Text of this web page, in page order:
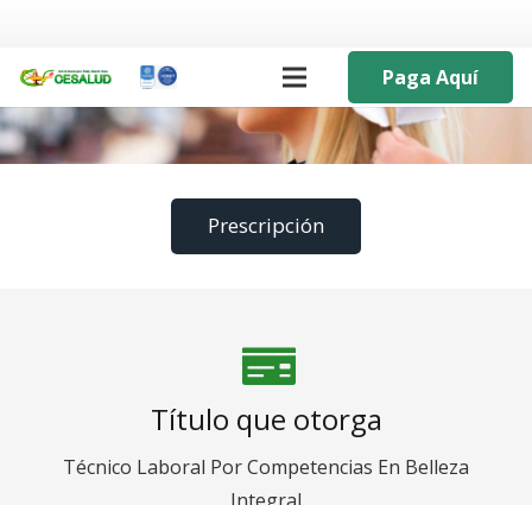
Paga Aquí
Prescripción
Título que otorga
Técnico Laboral Por Competencias En Belleza